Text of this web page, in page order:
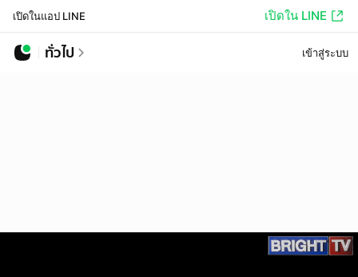
เปิดในแอป LINE เปิดใน LINE
ทั่วไป เข้าสู่ระบบ